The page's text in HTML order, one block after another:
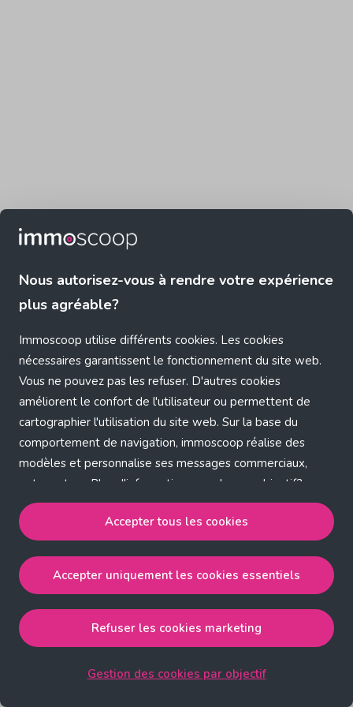
Nous autorisez-vous à rendre votre expérience
plus agréable?
Immoscoop utilise différents cookies. Les cookies
nécessaires garantissent le fonctionnement du site web.
Vous ne pouvez pas les refuser. D'autres cookies
améliorent le confort de l'utilisateur ou permettent de
cartographier l'utilisation du site web. Sur la base du
comportement de navigation, immoscoop réalise des
modèles et personnalise ses messages commerciaux,
entre autres. Plus d'informations sur chaque objectif?
Cliquez sur 'Gestion des cookies par objectif'.
Notre politique de cookies
Accepter tous les cookies
strictement nécessaires, performance, fonctionnalité et
publicité ciblée.
Accepter uniquement les cookies essentielsaccepte
les cookies strictement nécessaires.
Accepter tous les cookies
Accepter uniquement les cookies essentiels
Refuser les cookies marketing
Gestion des cookies par objectif
Application error: a client-side exception has occurred (see the
browser console for more information)